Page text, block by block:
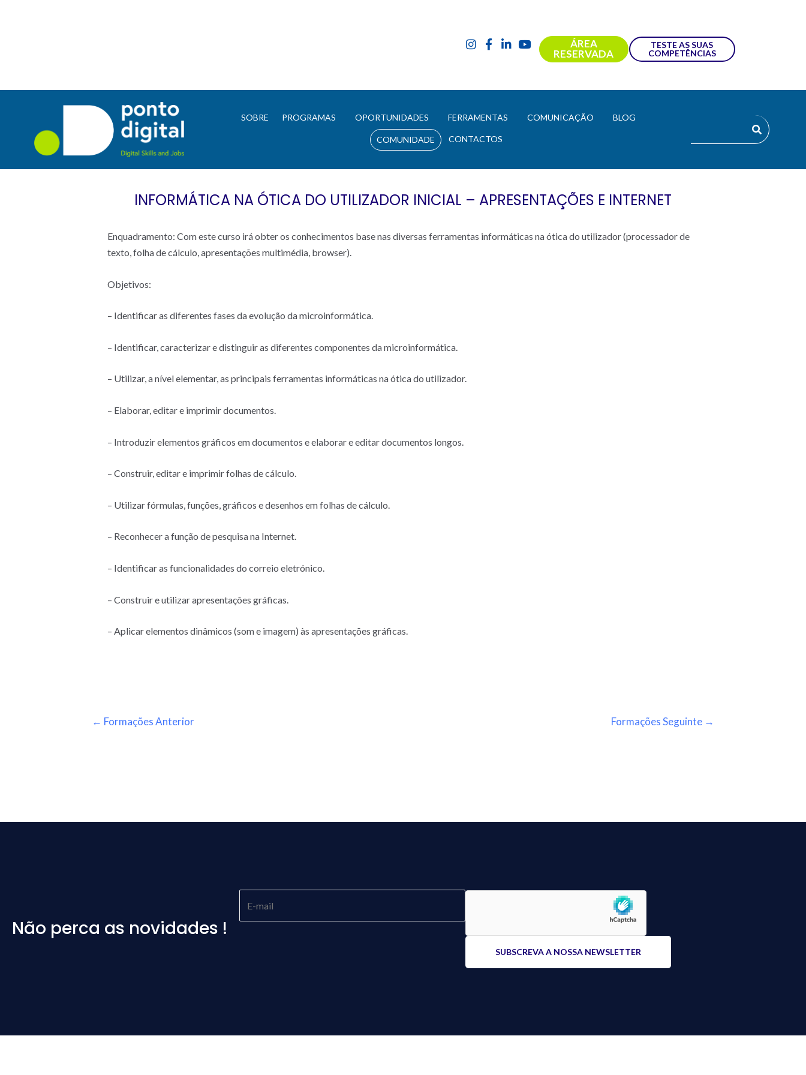
ÁREA
RESERVADA
TESTE AS SUAS
COMPETÊNCIAS
SOBRE PROGRAMAS OPORTUNIDADES FERRAMENTAS COMUNICAÇÃO BLOG
COMUNIDADE CONTACTOS
INFORMÁTICA NA ÓTICA DO UTILIZADOR INICIAL – APRESENTAÇÕES E INTERNET
Enquadramento: Com este curso irá obter os conhecimentos base nas diversas ferramentas informáticas na ótica do utilizador (processador de
texto, folha de cálculo, apresentações multimédia, browser).
Objetivos:
– Identificar as diferentes fases da evolução da microinformática.
– Identificar, caracterizar e distinguir as diferentes componentes da microinformática.
– Utilizar, a nível elementar, as principais ferramentas informáticas na ótica do utilizador.
– Elaborar, editar e imprimir documentos.
– Introduzir elementos gráficos em documentos e elaborar e editar documentos longos.
– Construir, editar e imprimir folhas de cálculo.
– Utilizar fórmulas, funções, gráficos e desenhos em folhas de cálculo.
– Reconhecer a função de pesquisa na Internet.
– Identificar as funcionalidades do correio eletrónico.
– Construir e utilizar apresentações gráficas.
– Aplicar elementos dinâmicos (som e imagem) às apresentações gráficas.
← Formações Anterior Formações Seguinte →
Não perca as novidades !